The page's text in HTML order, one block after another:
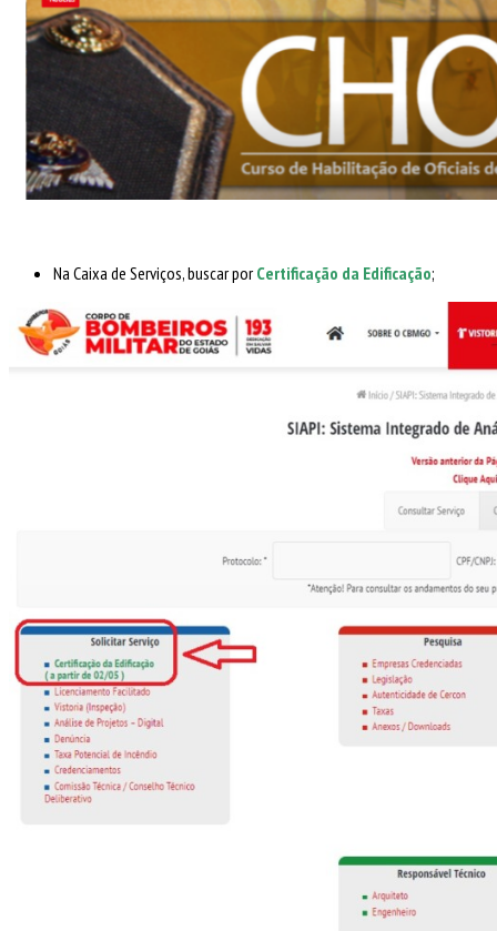
Na Caixa de Serviços, buscar porCertificação da Edificação;